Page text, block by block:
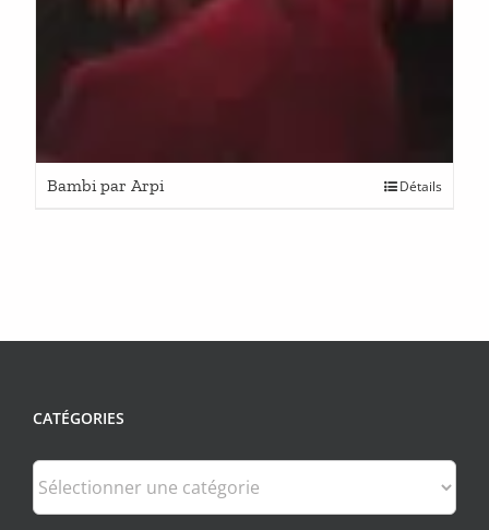
Bambi par Arpi Détails
CATÉGORIES
Catégories